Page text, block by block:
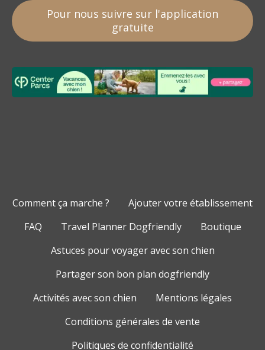
Pour nous suivre sur l'application
gratuite
Comment ça marche ?
Ajouter votre établissement
FAQ
Travel Planner Dogfriendly
Boutique
Astuces pour voyager avec son chien
Partager son bon plan dogfriendly
Activités avec son chien
Mentions légales
Conditions générales de vente
Politiques de confidentialité